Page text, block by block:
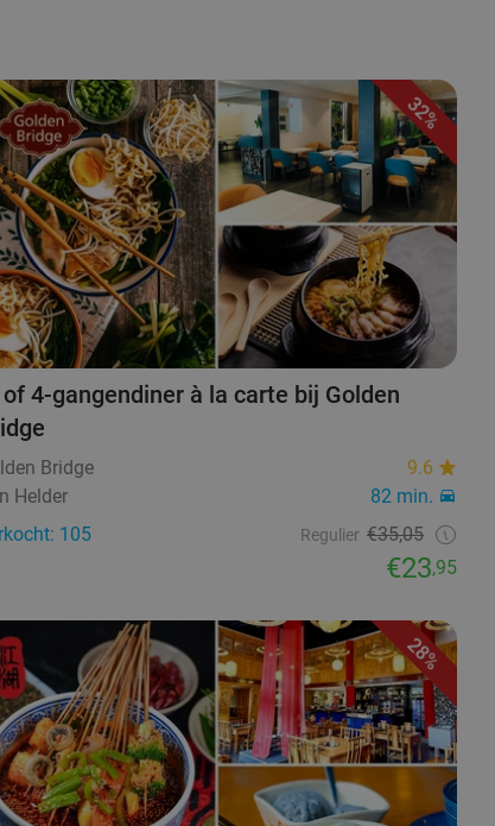
32%
4-gangendiner à la carte bij Golden
Bridge
9.6
Helder
82 min.
105
Regulier €35,05
€23,95
28%